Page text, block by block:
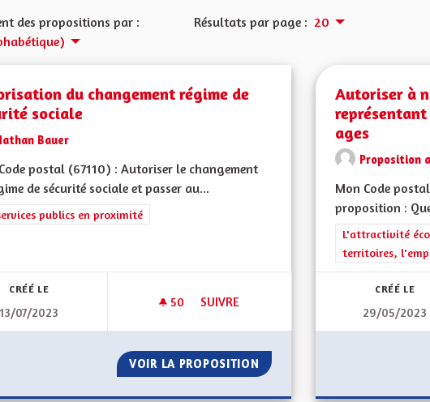
des propositions par :
Résultats par page : 20
du changement régime de
sociale
Bauer
postal (67110) : Autoriser le changement
de sécurité sociale et passer au...
les résultats de la catégorie : Les services publics en proximité
publics en proximité
CRÉÉ LE
13/07/2023
50 50 ABONNÉS
SUIVRE
AUTORISATION DU CHANGEMENT RÉGIME
VOIR LA PROPOSITION AUTORISATION DU
Autoriser à
ages
Proposition
Mon Code
proposition :
Filtrer les
L'attractivité
territoires,
CRÉÉ LE
29/05/2023